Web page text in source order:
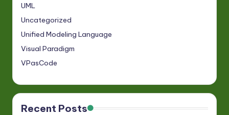
UML
Uncategorized
Unified Modeling Language
Visual Paradigm
VPasCode
Recent Posts